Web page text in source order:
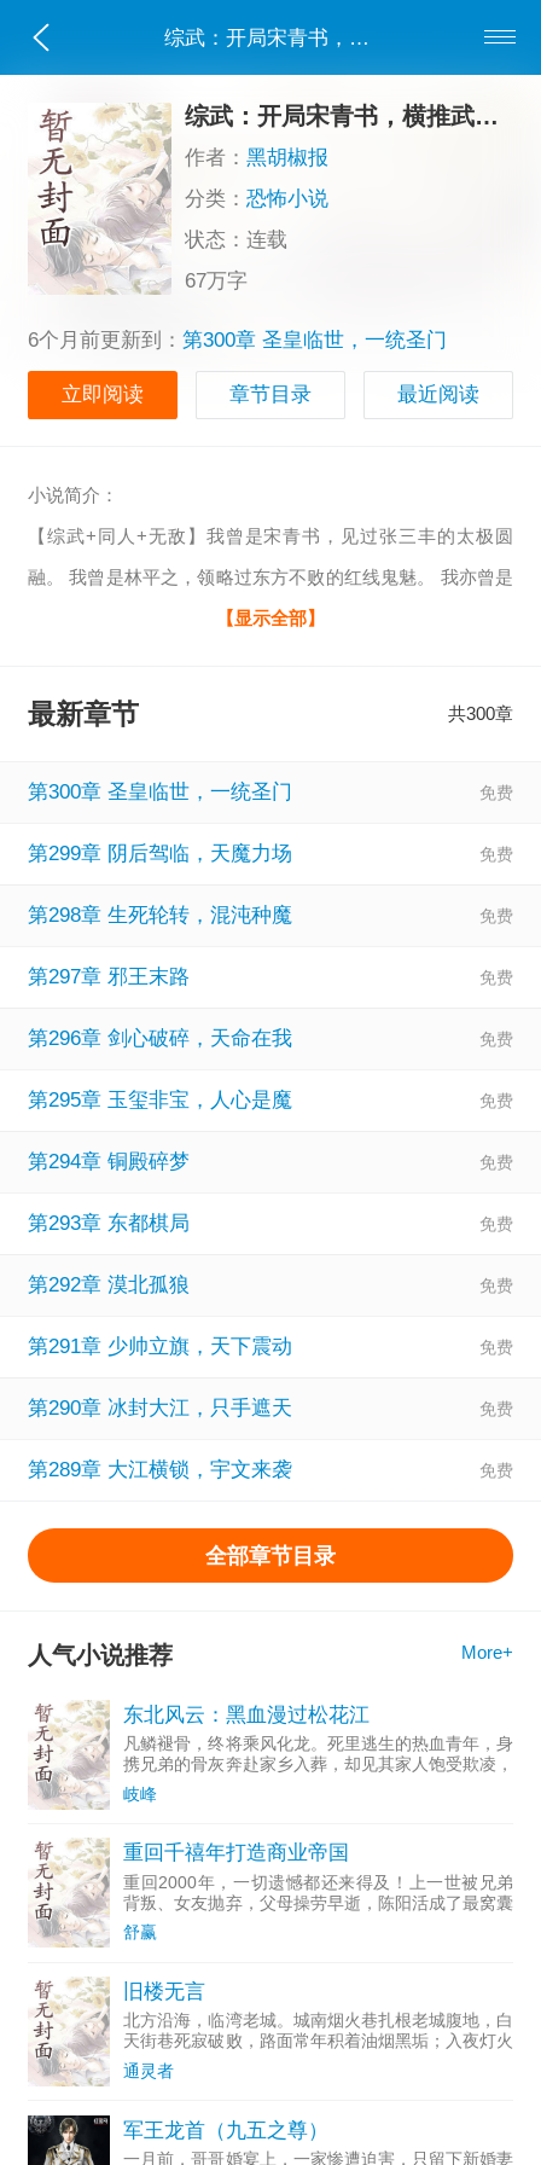
综武：开局宋青书，横推武侠世界！
综武：开局宋青书，横推武侠世界！
作者：黑胡椒报
分类：恐怖小说
状态：连载
67万字
6个月前更新到： 第300章 圣皇临世，一统圣门
立即阅读 章节目录 最近阅读
小说简介：
【综武+同人+无敌】我曾是宋青书，见过张三丰的太极圆
融。 我曾是林平之，领略过东方不败的红线鬼魅。 我亦曾是
游坦之，亲睹过扫地僧的无形气墙。 江湖代有天骄，但每个
刻武学的神秘玉盘，一个拥有后世知识与宗师境界的灵魂。
若的掌心不会染血，小师妹的眼泪不会为渣男而流。 这一
【显示全部】
最新章节 共300章
第300章 圣皇临世，一统圣门
第299章 阴后驾临，天魔力场
第298章 生死轮转，混沌种魔
第297章 邪王末路
第296章 剑心破碎，天命在我
第295章 玉玺非宝，人心是魔
第294章 铜殿碎梦
第293章 东都棋局
第292章 漠北孤狼
第291章 少帅立旗，天下震动
第290章 冰封大江，只手遮天
第289章 大江横锁，宇文来袭
全部章节目录
人气小说推荐 More+
东北风云：黑血漫过松花江
凡鳞褪骨，终将乘风化龙。死里逃生的热血青年，身
携兄弟的骨灰奔赴家乡入葬，却见其家人饱受欺凌，
挣扎在生死线上。那一刻，他选择刀枪在手，踏碎所
有轻贱与不平。当一切归零，从头开始。他学会的第
岐峰
重回千禧年打造商业帝国
重回2000年，一切遗憾都还来得及！上一世被兄弟
背叛、女友抛弃，父母操劳早逝，陈阳活成了最窝囊
的样子。一朝重生，他带着几十年的商业先知，强势
归来！摆地摊、开批发、囤房产、入股市、做互联
舒赢
旧楼无言
北方沿海，临湾老城。城南烟火巷扎根老城腹地，白
天街巷死寂破败，路面常年积着油烟黑垢；入夜灯火
暴涨，烤串、海鲜、熟食摊绵延数百米，人流嘈杂混
杂。这里是外来务工、本地老街坊、短期租客交织的
通灵者
军王龙首（九五之尊）
一月前，哥哥婚宴上，一家惨遭迫害，只留下新婚妻